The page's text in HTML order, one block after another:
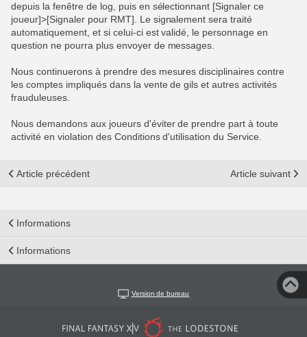
depuis la fenêtre de log, puis en sélectionnant [Signaler ce
joueur]>[Signaler pour RMT]. Le signalement sera traité
automatiquement, et si celui-ci est validé, le personnage en
question ne pourra plus envoyer de messages.
Nous continuerons à prendre des mesures disciplinaires contre
les comptes impliqués dans la vente de gils et autres activités
frauduleuses.
Nous demandons aux joueurs d'éviter de prendre part à toute
activité en violation des Conditions d'utilisation du Service.
Article précédent Article suivant
Informations
Informations
Version de bureau